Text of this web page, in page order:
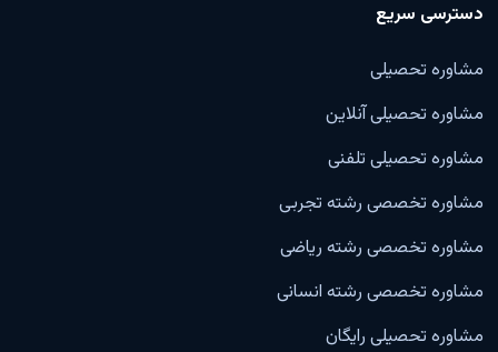
دسترسی سریع
مشاوره تحصیلی
مشاوره تحصیلی آنلاین
مشاوره تحصیلی تلفنی
مشاوره تخصصی رشته تجربی
مشاوره تخصصی رشته ریاضی
مشاوره تخصصی رشته انسانی
مشاوره تحصیلی رایگان